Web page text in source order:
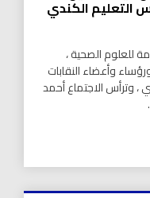
التعليم الكندي
للعلوم الصحية ،
وأعضاء النقابات
، وترأس الاجتماع أحمد